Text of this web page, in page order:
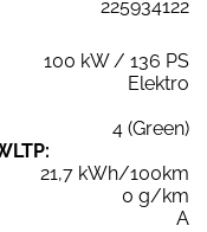
225934122
100 kW / 136 PS
Elektro
4 (Green)
21,7 kWh/100km
0 g/km
A